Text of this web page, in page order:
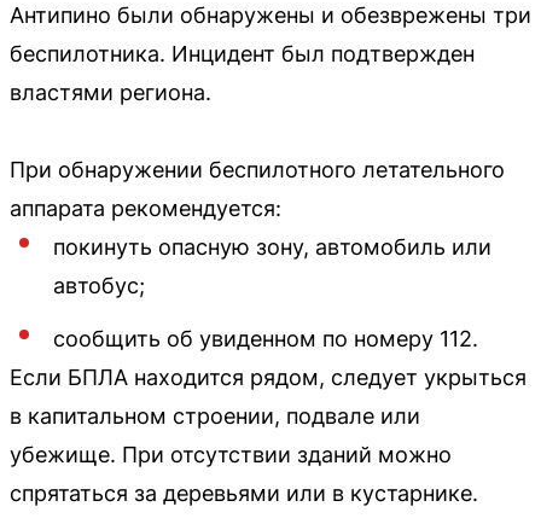
Антипино были обнаружены и обезврежены три
беспилотника. Инцидент был подтвержден
властями региона.
При обнаружении беспилотного летательного
аппарата рекомендуется:
покинуть опасную зону, автомобиль или
автобус;
сообщить об увиденном по номеру 112.
Если БПЛА находится рядом, следует укрыться
в капитальном строении, подвале или
убежище. При отсутствии зданий можно
спрятаться за деревьями или в кустарнике.